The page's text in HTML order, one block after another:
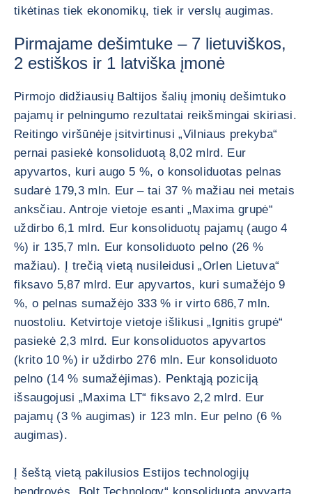
tikėtinas tiek ekonomikų, tiek ir verslų augimas.
Pirmajame dešimtuke – 7 lietuviškos,
2 estiškos ir 1 latviška įmonė
Pirmojo didžiausių Baltijos šalių įmonių dešimtuko
pajamų ir pelningumo rezultatai reikšmingai skiriasi.
Reitingo viršūnėje įsitvirtinusi „Vilniaus prekyba“
pernai pasiekė konsoliduotą 8,02 mlrd. Eur
apyvartos, kuri augo 5 %, o konsoliduotas pelnas
sudarė 179,3 mln. Eur – tai 37 % mažiau nei metais
anksčiau. Antroje vietoje esanti „Maxima grupė“
uždirbo 6,1 mlrd. Eur konsoliduotų pajamų (augo 4
%) ir 135,7 mln. Eur konsoliduoto pelno (26 %
mažiau). Į trečią vietą nusileidusi „Orlen Lietuva“
fiksavo 5,87 mlrd. Eur apyvartos, kuri sumažėjo 9
%, o pelnas sumažėjo 333 % ir virto 686,7 mln.
nuostoliu. Ketvirtoje vietoje išlikusi „Ignitis grupė“
pasiekė 2,3 mlrd. Eur konsoliduotos apyvartos
(krito 10 %) ir uždirbo 276 mln. Eur konsoliduoto
pelno (14 % sumažėjimas). Penktąją poziciją
išsaugojusi „Maxima LT“ fiksavo 2,2 mlrd. Eur
pajamų (3 % augimas) ir 123 mln. Eur pelno (6 %
augimas).
Į šeštą vietą pakilusios Estijos technologijų